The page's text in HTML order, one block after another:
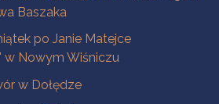
Baszaka
po Janie Matejce
w Nowym Wiśniczu
w Dołędze